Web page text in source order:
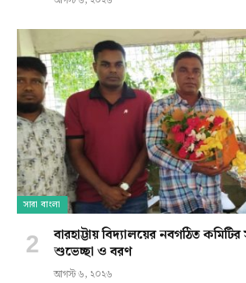
সারা বাংলা
বারহাট্টায় বিদ্যালয়ের নবগঠিত
শুভেচ্ছা ও বরণ
আগস্ট ৬, ২০২৬